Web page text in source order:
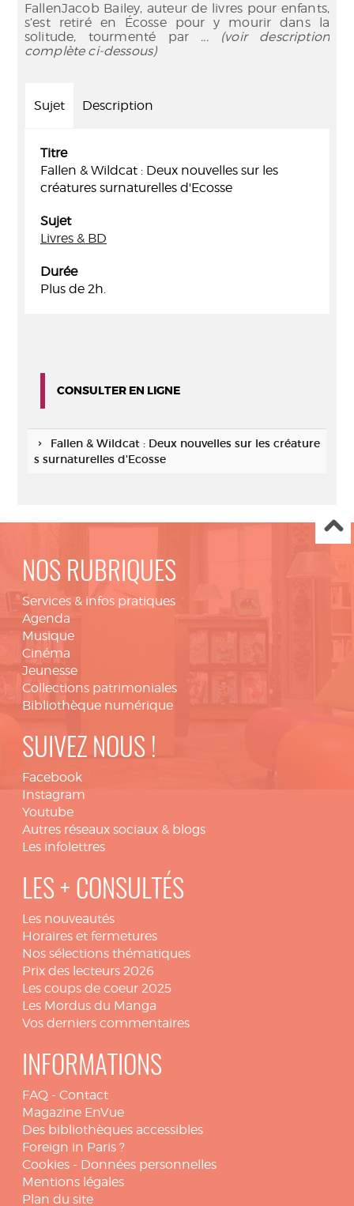
FallenJacob Bailey, auteur de livres pour enfants,
s’est retiré en Écosse pour y mourir dans la
solitude, tourmenté par ... (voir description
complète ci-dessous)
Sujet Description
Titre
Fallen & Wildcat : Deux nouvelles sur les
créatures surnaturelles d'Ecosse
Sujet
Livres & BD
Durée
Plus de 2h.
CONSULTER EN LIGNE
Fallen & Wildcat : Deux nouvelles sur les créature
s surnaturelles d'Ecosse
NOS RUBRIQUES
Services & infos pratiques
Agenda
Musique
Cinéma
Jeunesse
Collections patrimoniales
Bibliothèque numérique
SUIVEZ NOUS !
Facebook
Instagram
Youtube
Autres réseaux sociaux & blogs
Les infolettres
LES + CONSULTÉS
Les nouveautés
Horaires et fermetures
Nos sélections thématiques
Prix des lecteurs 2026
Les coups de coeur 2025
Les Mordus du Manga
Vos derniers commentaires
INFORMATIONS
FAQ - Contact
Magazine EnVue
Des bibliothèques accessibles
Foreign in Paris ?
Cookies - Données personnelles
Mentions légales
Plan du site